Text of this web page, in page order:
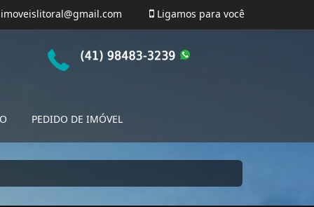
Ligamos para você
PEDIDO DE IMÓVEL